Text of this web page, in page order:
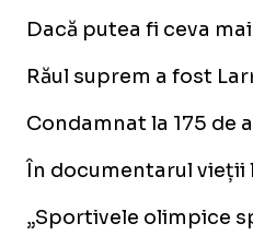
Dacă putea fi ceva
Răul suprem a fost
Condamnat la 175 de
În documentarul vieții
„Sportivele olimpice